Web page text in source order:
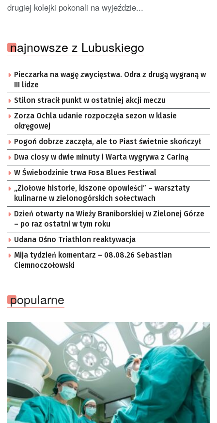
drugiej kolejki pokonali na wyjeździe...
najnowsze z Lubuskiego
Pieczarka na wagę zwycięstwa. Odra z drugą wygraną w
III lidze
Stilon stracił punkt w ostatniej akcji meczu
Zorza Ochla udanie rozpoczęła sezon w klasie
okręgowej
Pogoń dobrze zaczęła, ale to Piast świetnie skończył
Dwa ciosy w dwie minuty i Warta wygrywa z Cariną
W Świebodzinie trwa Fosa Blues Festiwal
„Ziołowe historie, kiszone opowieści” – warsztaty
kulinarne w zielonogórskich sołectwach
Dzień otwarty na Wieży Braniborskiej w Zielonej Górze
– po raz ostatni w tym roku
Udana Ośno Triathlon reaktywacja
Mija tydzień komentarz – 08.08.26 Sebastian
Ciemnoczołowski
popularne